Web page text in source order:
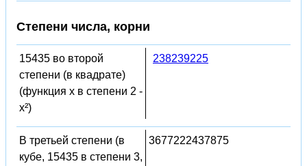
Степени числа, корни
15435 во второй
степени (в квадрате)
(функция x в степени 2 -
x²)
238239225
В третьей степени (в
кубе, 15435 в степени 3,
3677222437875